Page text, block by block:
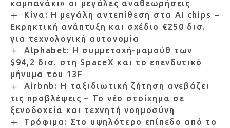
καμπανάκι» οι μεγάλες αναθεωρήσεις
Κίνα: Η μεγάλη αντεπίθεση στα AI chips –
Εκρηκτική ανάπτυξη και σχέδιο €250 δισ.
για τεχνολογική αυτονομία
Alphabet: Η συμμετοχή-μαμούθ των
$94,2 δισ. στη SpaceX και το επενδυτικό
μήνυμα του 13F
Airbnb: Η ταξιδιωτική ζήτηση ανεβάζει
τις προβλέψεις – Το νέο στοίχημα σε
ξενοδοχεία και τεχνητή νοημοσύνη
Τρόφιμα: Στο υψηλότερο επίπεδο από το